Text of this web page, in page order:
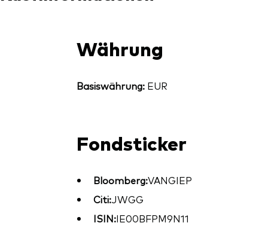
Währung
Basiswährung:EUR
Fondsticker
Bloomberg:VANGIEP
Citi:JWGG
ISIN:IE00BFPM9N11